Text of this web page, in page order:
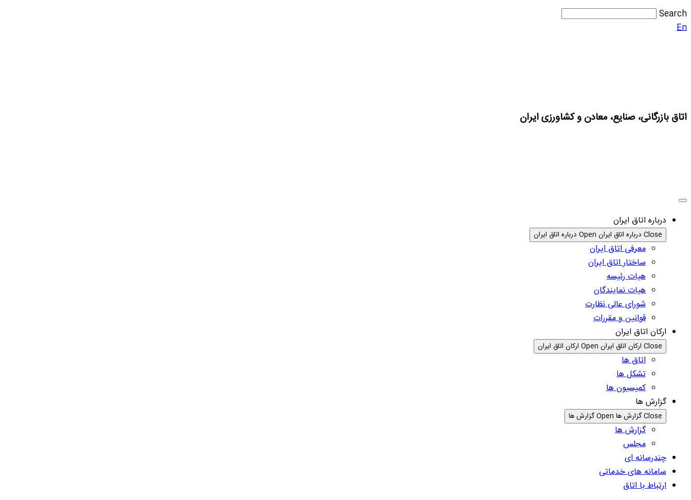
Search
En
اتاق بازرگانی، صنایع، معادن و کشاورزی ایران
درباره اتاق ایران
Close درباره اتاق ایران Open درباره اتاق ایران
معرفی اتاق ایران
ساختار اتاق ایران
هیات رئیسه
هیات نمایندگان
شورای عالی نظارت
قوانین و مقررات
ارکان اتاق ایران
Close ارکان اتاق ایران Open ارکان اتاق ایران
اتاق ها
تشکل ها
کمیسیون ها
گزارش ها
Close گزارش ها Open گزارش ها
گزارش ها
مجلس
چندرسانه ای
سامانه های خدماتی
ارتباط با اتاق